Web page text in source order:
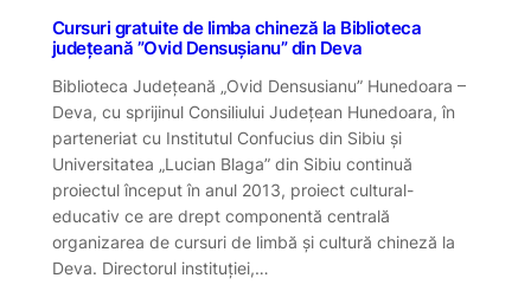
Cursuri gratuite de limba chineză la Biblioteca
județeană ”Ovid Densușianu” din Deva
Biblioteca Județeană „Ovid Densusianu” Hunedoara –
Deva, cu sprijinul Consiliului Județean Hunedoara, în
parteneriat cu Institutul Confucius din Sibiu și
Universitatea „Lucian Blaga” din Sibiu continuă
proiectul început în anul 2013, proiect cultural-
educativ ce are drept componentă centrală
organizarea de cursuri de limbă și cultură chineză la
Deva. Directorul instituției,…